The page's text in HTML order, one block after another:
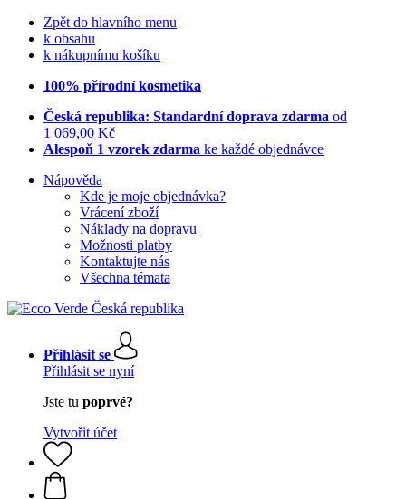
Zpět do hlavního menu
k obsahu
k nákupnímu košíku
100% přírodní kosmetika
Česká republika: Standardní doprava zdarma od
1 069,00 Kč
Alespoň 1 vzorek zdarma ke každé objednávce
Nápověda
Kde je moje objednávka?
Vrácení zboží
Náklady na dopravu
Možnosti platby
Kontaktujte nás
Všechna témata
Přihlásit se
Přihlásit se nyní
Jste tu poprvé?
Vytvořit účet